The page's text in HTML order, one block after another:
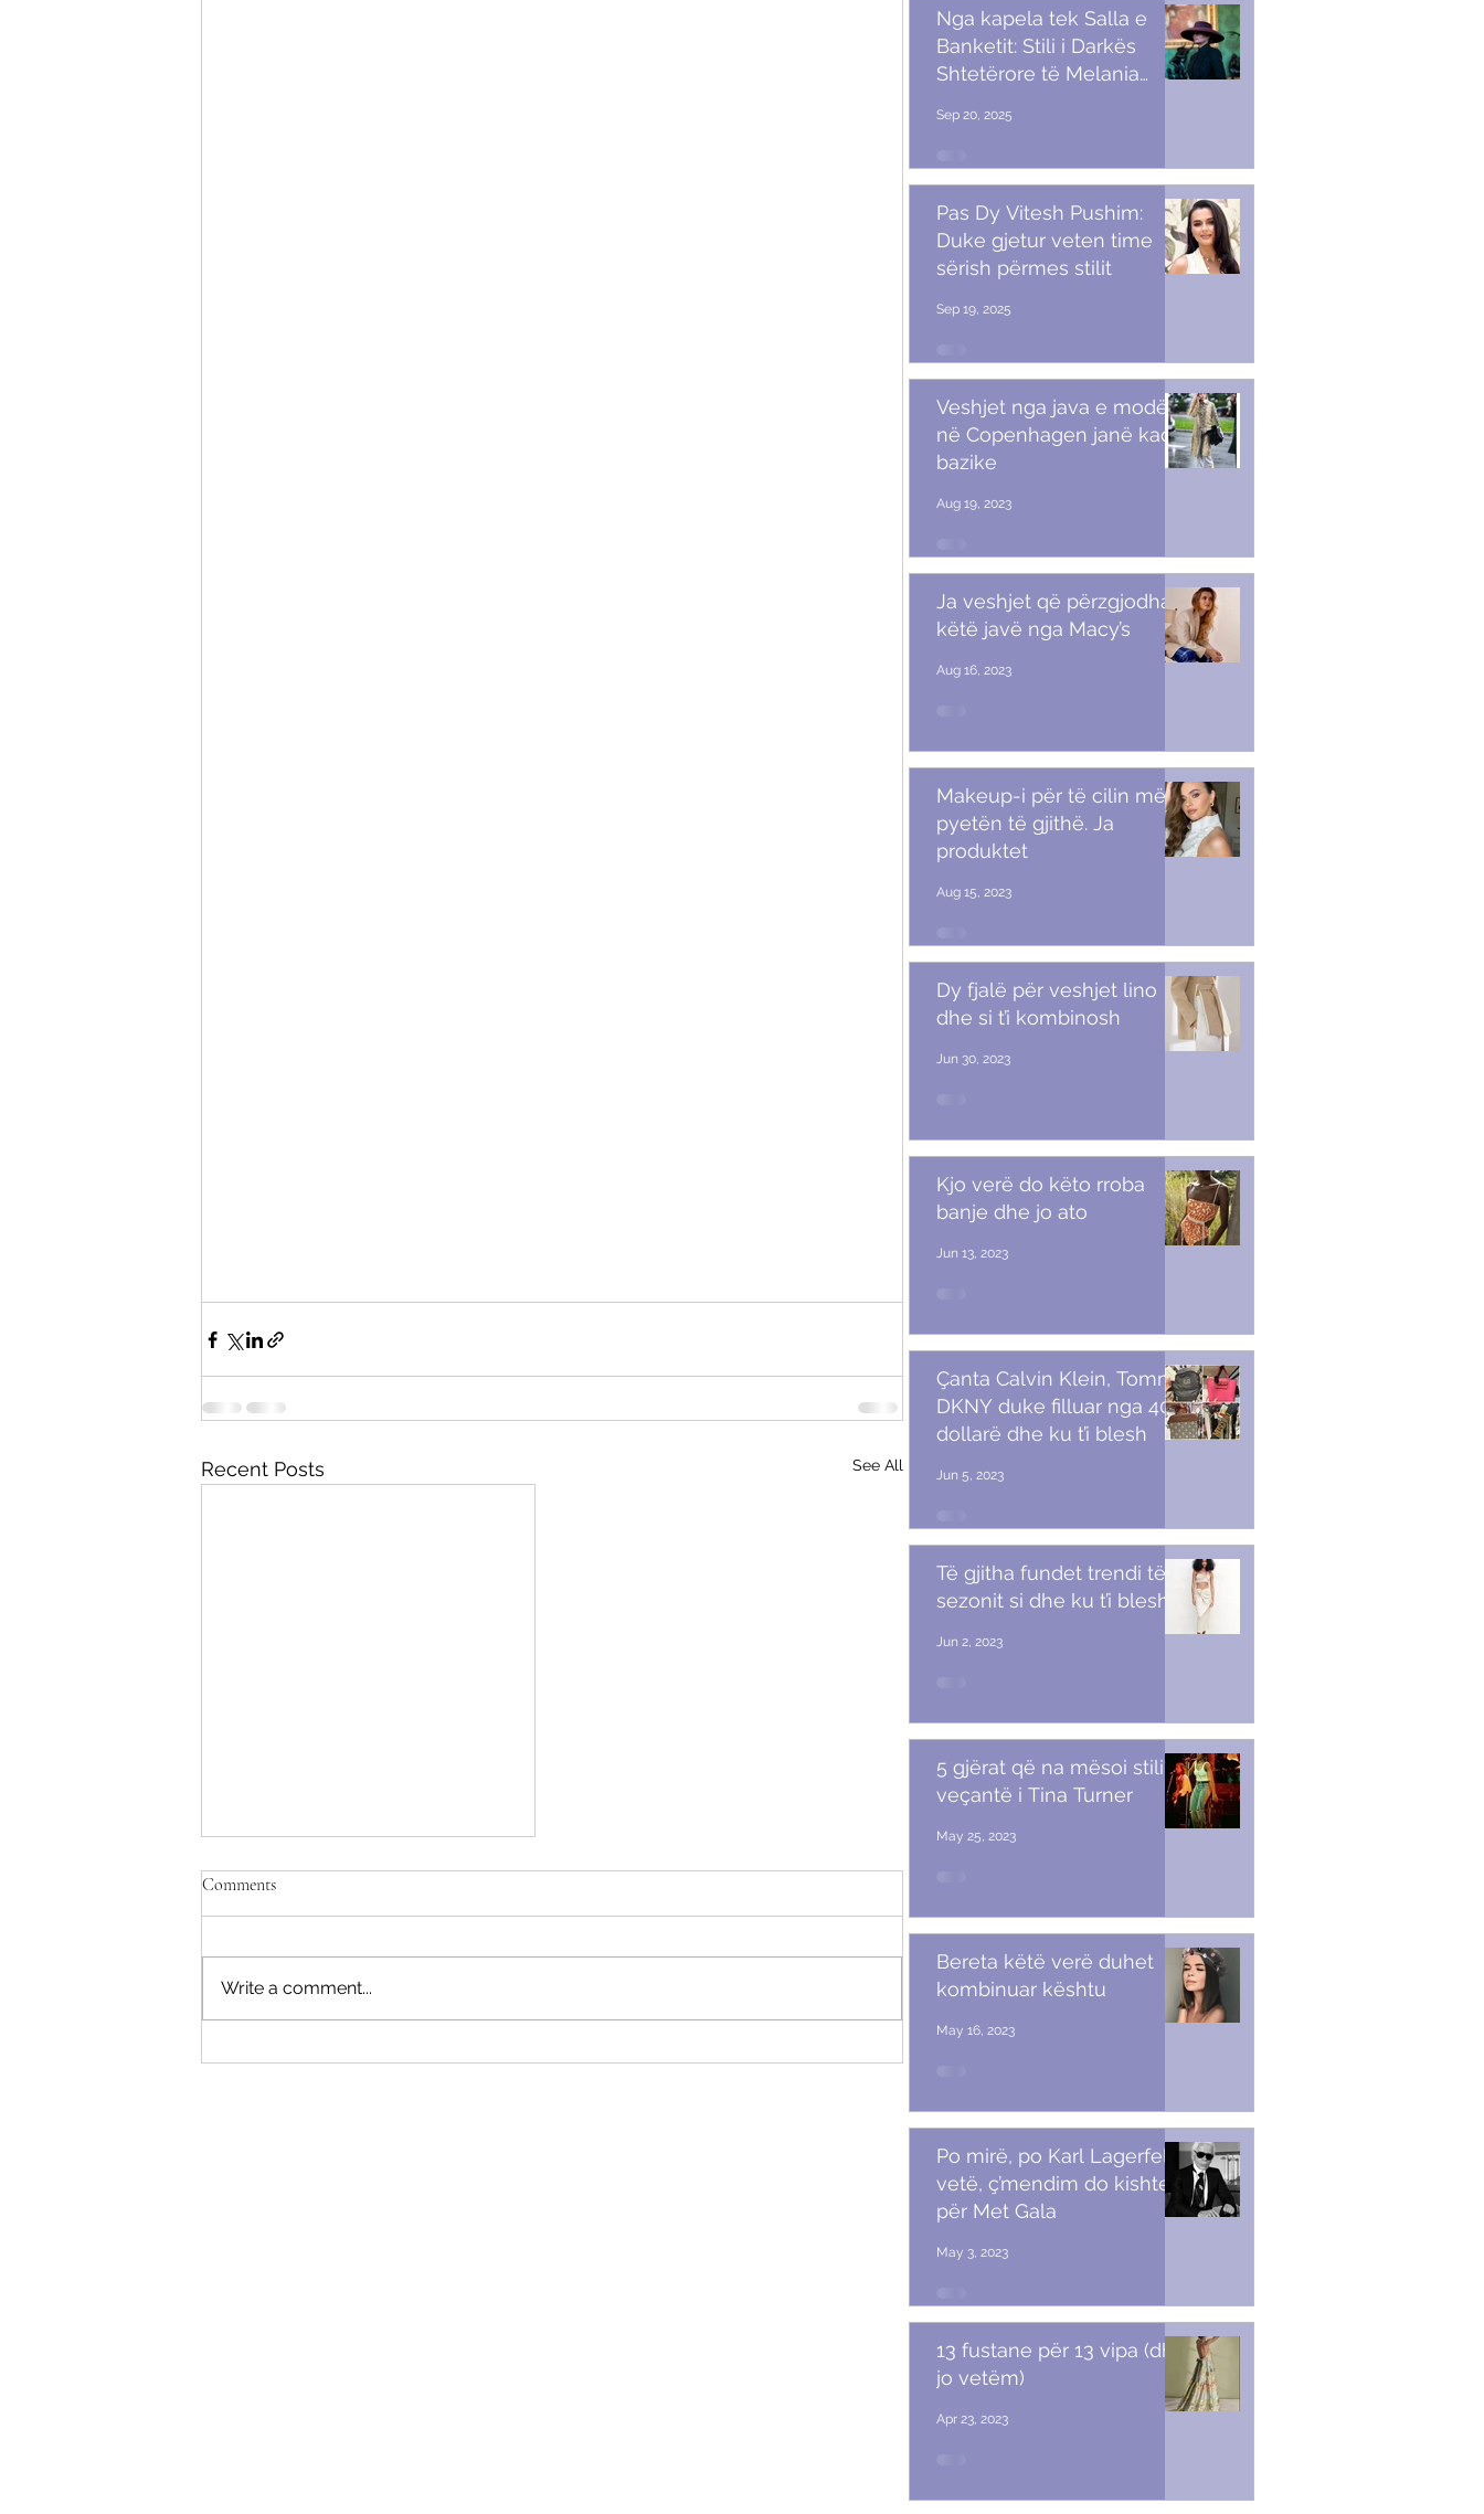
Recent Posts See All
Çfarë ia vlen të blesh tek Mango me
Comments
Write a comment...
Nga kapela tek Salla e
Banketit: Stili i Darkës
Shtetërore të Melania
Sep 20, 2025
Pas Dy Vitesh Pushim:
Duke gjetur veten time
sërish përmes stilit
Sep 19, 2025
Veshjet nga java e modës
në Copenhagen janë kaq
bazike
Aug 19, 2023
Ja veshjet që përzgjodha
këtë javë nga Macy’s
Aug 16, 2023
Makeup-i për të cilin më
pyetën të gjithë. Ja
produktet
Aug 15, 2023
Dy fjalë për veshjet lino
dhe si t’i kombinosh
Jun 30, 2023
Kjo verë do këto rroba
banje dhe jo ato
Jun 13, 2023
Çanta Calvin Klein, Tommy,
DKNY duke filluar nga 40
dollarë dhe ku t’i blesh
Jun 5, 2023
Të gjitha fundet trendi të
sezonit si dhe ku t’i blesh
Jun 2, 2023
5 gjërat që na mësoi stili i
veçantë i Tina Turner
May 25, 2023
Bereta këtë verë duhet
kombinuar kështu
May 16, 2023
Po mirë, po Karl Lagerfeld
vetë, ç’mendim do kishte
për Met Gala
May 3, 2023
13 fustane për 13 vipa (dhe
jo vetëm)
Apr 23, 2023